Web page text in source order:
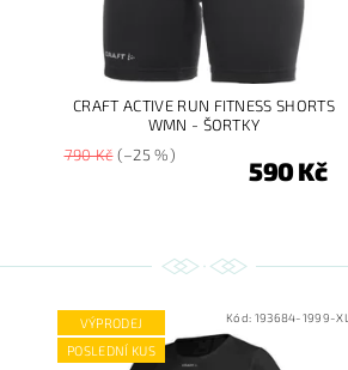
CRAFT ACTIVE RUN FITNESS SHORTS
WMN - ŠORTKY
790 Kč(–25 %)
590 Kč
VÝPRODEJ
POSLEDNÍ KUS
Kód: 193684-1999-XL